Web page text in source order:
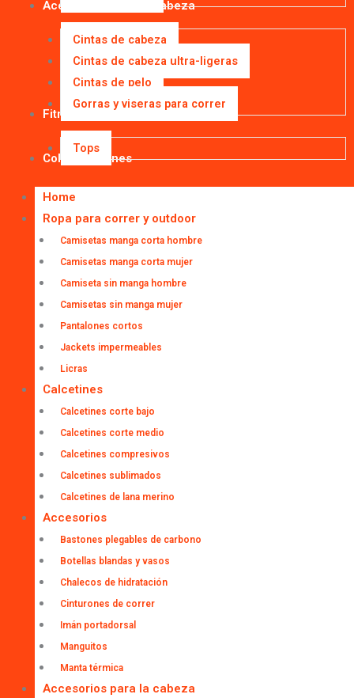
Accesorios para la cabeza
Cintas de cabeza
Cintas de cabeza ultra-ligeras
Cintas de pelo
Gorras y viseras para correr
Fitness
Tops
Colaboraciones
Home
Ropa para correr y outdoor
Camisetas manga corta hombre
Camisetas manga corta mujer
Camiseta sin manga hombre
Camisetas sin manga mujer
Pantalones cortos
Jackets impermeables
Licras
Calcetines
Calcetines corte bajo
Calcetines corte medio
Calcetines compresivos
Calcetines sublimados
Calcetines de lana merino
Accesorios
Bastones plegables de carbono
Botellas blandas y vasos
Chalecos de hidratación
Cinturones de correr
Imán portadorsal
Manguitos
Manta térmica
Accesorios para la cabeza